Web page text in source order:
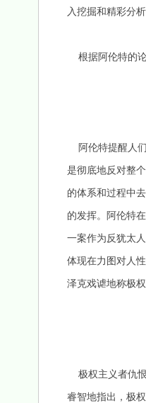
入挖掘和精彩分析
根据阿伦特的论
1、极权主
阿伦特提醒人们
是彻底地反对整
的体系和过程中
的发挥。阿伦特
一案作为反犹太
体现在力图对人
泽克戏谑地称极
2、极权主
极权主义者仇恨
睿智地指出，极